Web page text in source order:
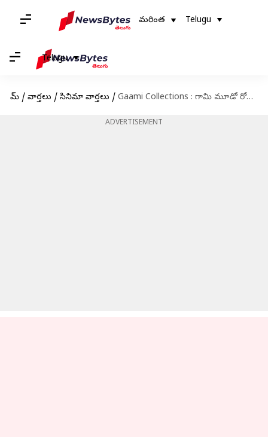
మరింత Telugu
Telugu
హోమ్ / వార్తలు / సినిమా వార్తలు / Gaami Collections : గామి మూడో రోజు కలెక్షన్స్ ఎంతో తెలుసా..?
ADVERTISEMENT